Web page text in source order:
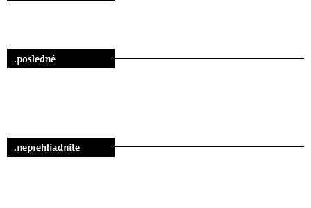
.posledné
.neprehliadnite